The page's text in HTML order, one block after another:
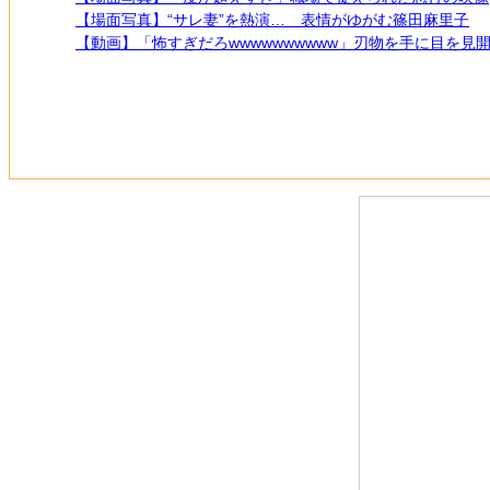
【場面写真】“サレ妻”を熱演… 表情がゆがむ篠田麻里子
【動画】「怖すぎだろwwwwwwwwww」刃物を手に目を見